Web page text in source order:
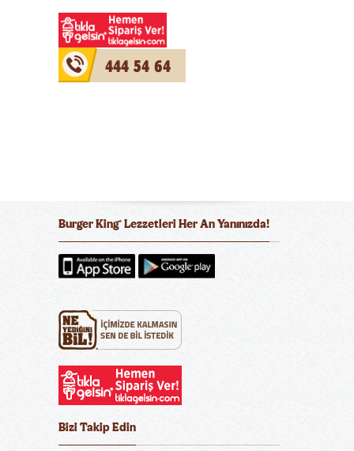
444 54 64
Burger King® Lezzetleri Her An Yanınızda!
Bizi Takip Edin